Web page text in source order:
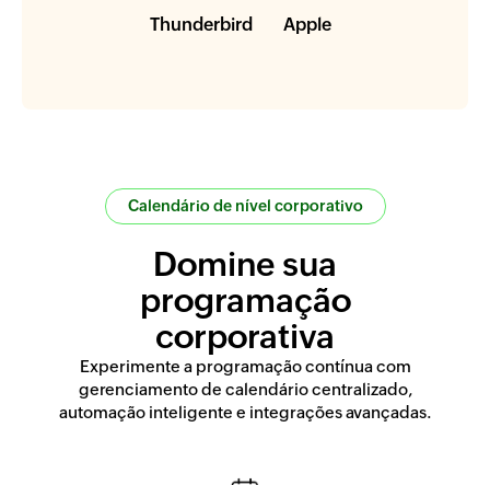
Thunderbird Apple
Calendário de nível corporativo
Domine sua
programação
corporativa
Experimente a programação contínua com
gerenciamento de calendário centralizado,
automação inteligente e integrações avançadas.